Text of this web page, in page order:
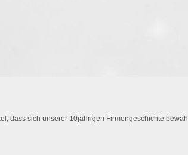
dass sich unserer 10jährigen Firmengeschichte